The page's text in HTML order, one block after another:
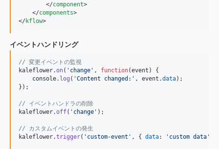
        </
component>
    </
components>
</kflow>
イベントハンドリング
// 変更イベントの監視
kaleflower.on( 'change' , function(event )
{
console. log ( 'Content changed:' , event .data) ;
} ) ;
// イベントハンドラの削除
kaleflower.off( 'change' ) ;
// カスタムイベントの発生
kaleflower.trigger( 'custom-event' , { data: 'custom data'